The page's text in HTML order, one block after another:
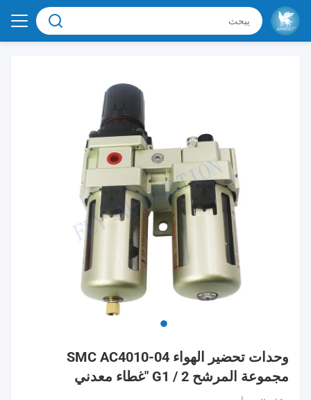
وحدات تحضير الهواء SMC AC4010-04
مجموعة المرشح G1 / 2 "غطاء معدني